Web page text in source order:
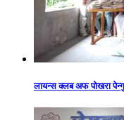
लायन्स क्लब अफ पोखरा